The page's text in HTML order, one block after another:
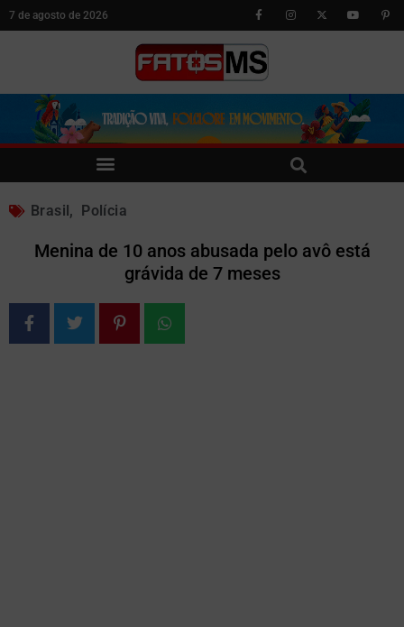
7 de agosto de 2026
Brasil, Polícia
Menina de 10 anos abusada pelo avô está
grávida de 7 meses